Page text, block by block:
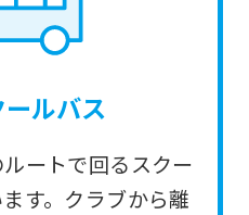
ルバス
ートで回るスクー
す。クラブから離
before
using
service.
Automatic